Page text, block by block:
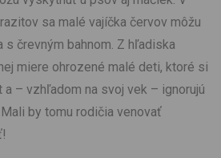
sa malé vajíčka červov môžu
črevným bahnom. Z hľadiska
miere ohrozené malé deti, ktoré si
a – vzhľadom na svoj vek – ignorujú
by tomu rodičia venovať